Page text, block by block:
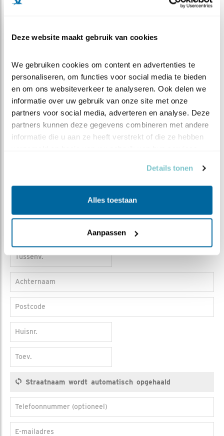
Deze website maakt gebruik van cookies
We gebruiken cookies om content en advertenties te
personaliseren, om functies voor social media te bieden
en om ons websiteverkeer te analyseren. Ook delen we
informatie over uw gebruik van onze site met onze
partners voor social media, adverteren en analyse. Deze
partners kunnen deze gegevens combineren met andere
informatie die u aan ze heeft verstrekt of die ze hebben
Details tonen
Alles toestaan
Aanpassen
"Vogels zijn de kers op de taart van
natuurbeleving, wat is er mooier dan bij te kunnen
dragen aan hun beschermi.ng"
Heb je een vraag die niet specifiek over dit wetland
Contact WetlandWacht
Tussenv.
Achternaam
Postcode
Huisnr.
Toev.
Telefoonnummer (optioneel)
E-mailadres